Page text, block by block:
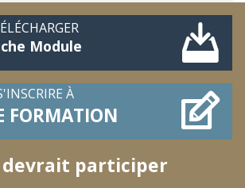
Module
À
FORMATION
devrait participer